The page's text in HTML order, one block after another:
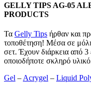
GELLY TIPS AG-05
PRODUCTS
Τα Gelly Tips ήρθαν και
τοποθέτηση! Μέσα σε
σετ. Έχουν διάρκεια από
οποιοδήποτε σκληρό
Gel – Acrygel – Liquid